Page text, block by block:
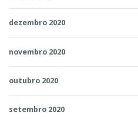
dezembro 2020
novembro 2020
outubro 2020
setembro 2020